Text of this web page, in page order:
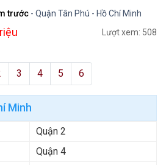
trước - Quận Tân Phú - Hồ Chí Minh
Lượt xem: 508
3 4 5 6
Minh
Quận 2
Quận 4